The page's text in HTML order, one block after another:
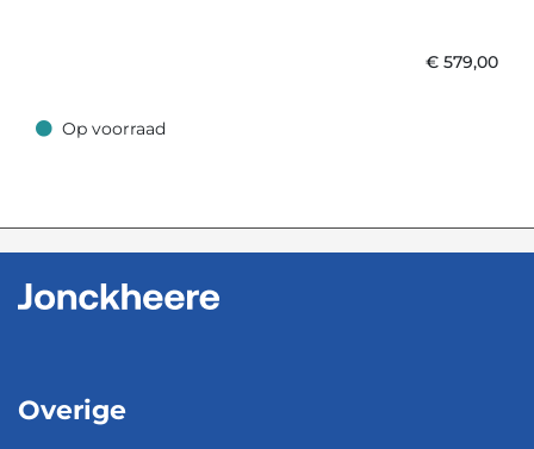
€ 579,00
Op voorraad
Op voorraad
Overige